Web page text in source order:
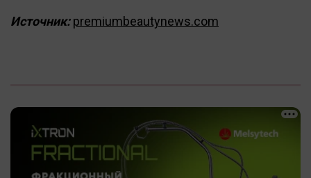
Источник: premiumbeautynews.com